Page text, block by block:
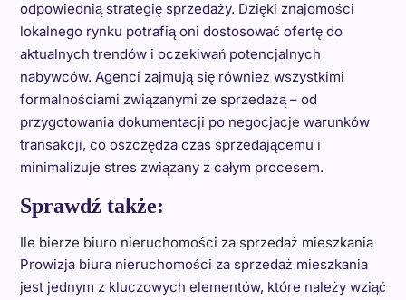
odpowiednią strategię sprzedaży. Dzięki znajomości
lokalnego rynku potrafią oni dostosować ofertę do
aktualnych trendów i oczekiwań potencjalnych
nabywców. Agenci zajmują się również wszystkimi
formalnościami związanymi ze sprzedażą – od
przygotowania dokumentacji po negocjacje warunków
transakcji, co oszczędza czas sprzedającemu i
minimalizuje stres związany z całym procesem.
Sprawdź także:
Ile bierze biuro nieruchomości za sprzedaż mieszkania
Prowizja biura nieruchomości za sprzedaż mieszkania
jest jednym z kluczowych elementów, które należy wziąć